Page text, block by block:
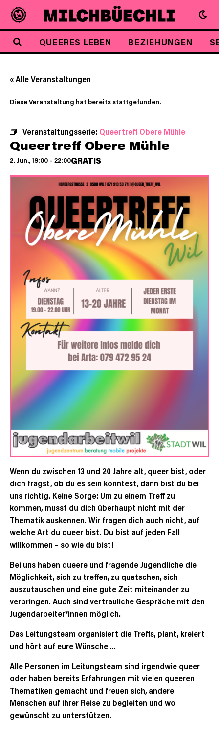
QUEERES LEBEN BEZIEHUNGEN
« Alle Veranstaltungen
Diese Veranstaltung hat bereits stattgefunden.
Veranstaltungsserie: Queertreff Obere Mühle
Queertreff Obere Mühle
2. Jun., 19:00 – 22:00GRATIS
Wenn du zwischen 13 und 20 Jahre alt, queer bist, oder
dich fragst, ob du es sein könntest, dann bist du bei
uns richtig. Keine Sorge: Um zu einem Treff zu
kommen, musst du dich überhaupt nicht mit der
Thematik auskennen. Wir fragen dich auch nicht, auf
welche Art du queer bist. Du bist auf jeden Fall
willkommen – so wie du bist!
Bei uns haben queere und fragende Jugendliche die
Möglichkeit, sich zu treffen, zu quatschen, sich
auszutauschen und eine gute Zeit miteinander zu
verbringen. Auch sind vertrauliche Gespräche mit den
Jugendarbeiter*innen möglich.
Das Leitungsteam organisiert die Treffs, plant, kreiert
und hört auf eure Wünsche …
Alle Personen im Leitungsteam sind irgendwie queer
oder haben bereits Erfahrungen mit vielen queeren
Thematiken gemacht und freuen sich, andere
Menschen auf ihrer Reise zu begleiten und wo
gewünscht zu unterstützen.